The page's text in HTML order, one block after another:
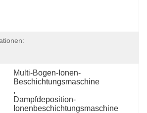
Multi-Bogen-Ionen-
Beschichtungsmaschine
,
Dampfdeposition-
Ionenbeschichtungsmaschine